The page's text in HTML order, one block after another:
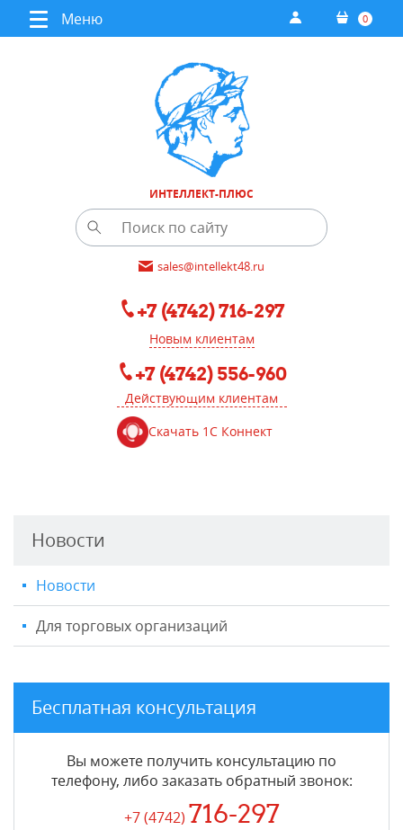
Меню 0
ИНТЕЛЛЕКТ-ПЛЮС
sales@intellekt48.ru
+7 (4742) 716-297
Новым клиентам
+7 (4742) 556-960
Действующим клиентам
Скачать 1С Коннект
Новости
Новости
Для торговых организаций
Бесплатная консультация
Вы можете получить консультацию по
телефону, либо заказать обратный звонок:
+7 (4742) 716-297